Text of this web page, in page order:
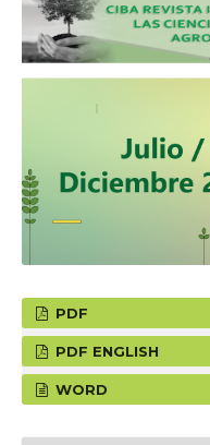
PDF
PDF ENGLISH
WORD